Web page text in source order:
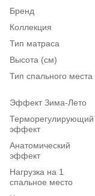
Бренд
Коллекция
Тип матраса
Высота (см)
Тип спального места
Эффект Зима-Лето
Терморегулирующий
эффект
Анатомический
эффект
Нагрузка на 1
спальное место